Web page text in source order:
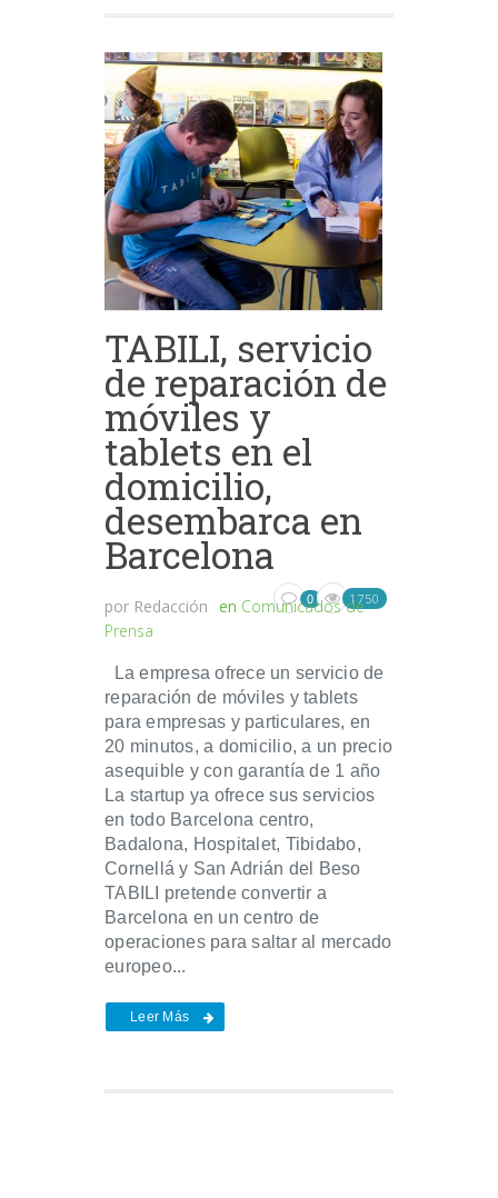
TABILI, servicio
de reparación de
móviles y
tablets en el
domicilio,
desembarca en
Barcelona
por Redacción en Comunicados de
Prensa
0 1750
La empresa ofrece un servicio de
reparación de móviles y tablets
para empresas y particulares, en
20 minutos, a domicilio, a un precio
asequible y con garantía de 1 año
La startup ya ofrece sus servicios
en todo Barcelona centro,
Badalona, Hospitalet, Tibidabo,
Cornellá y San Adrián del Beso
TABILI pretende convertir a
Barcelona en un centro de
operaciones para saltar al mercado
europeo...
Leer Más